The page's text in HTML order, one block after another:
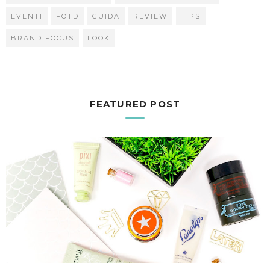
EVENTI FOTD GUIDA REVIEW TIPS
BRAND FOCUS LOOK
FEATURED POST